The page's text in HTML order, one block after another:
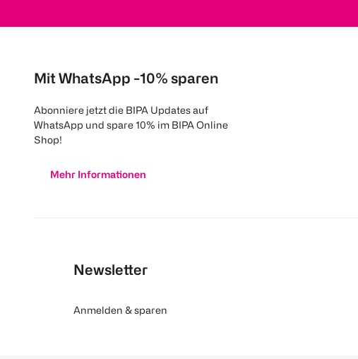
Mit WhatsApp -10% sparen
Abonniere jetzt die BIPA Updates auf
WhatsApp und spare 10% im BIPA Online
Shop!
Mehr Informationen
Newsletter
Anmelden & sparen